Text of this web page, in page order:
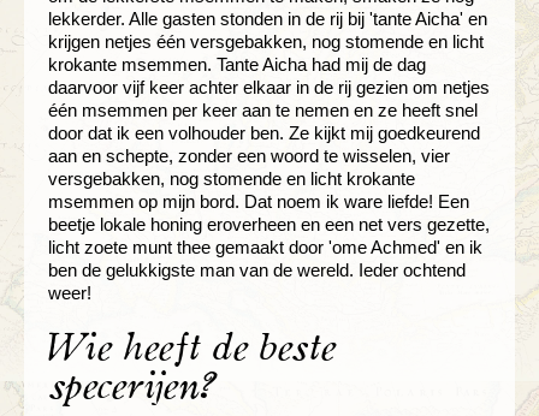
lekkerder. Alle gasten stonden in de rij bij 'tante Aicha' en
krijgen netjes één versgebakken, nog stomende en licht
krokante msemmen. Tante Aicha had mij de dag
daarvoor vijf keer achter elkaar in de rij gezien om netjes
één msemmen per keer aan te nemen en ze heeft snel
door dat ik een volhouder ben. Ze kijkt mij goedkeurend
aan en schepte, zonder een woord te wisselen, vier
versgebakken, nog stomende en licht krokante
msemmen op mijn bord. Dat noem ik ware liefde! Een
beetje lokale honing eroverheen en een net vers gezette,
licht zoete munt thee gemaakt door 'ome Achmed' en ik
ben de gelukkigste man van de wereld. Ieder ochtend
weer!
Wie heeft de beste
specerijen?